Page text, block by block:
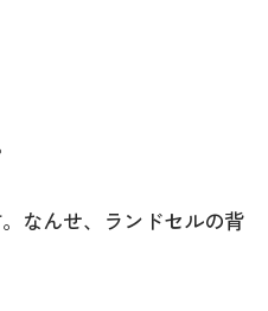
なんせ、ランドセルの背